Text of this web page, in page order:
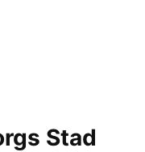
Stad